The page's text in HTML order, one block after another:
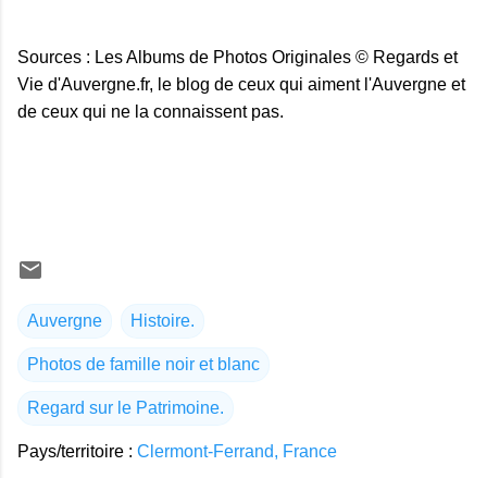
Sources : Les Albums de Photos Originales © Regards et
Vie d'Auvergne.fr, le blog de ceux qui aiment l'Auvergne et
de ceux qui ne la connaissent pas.
Auvergne Histoire.
Photos de famille noir et blanc
Regard sur le Patrimoine.
Pays/territoire : Clermont-Ferrand, France